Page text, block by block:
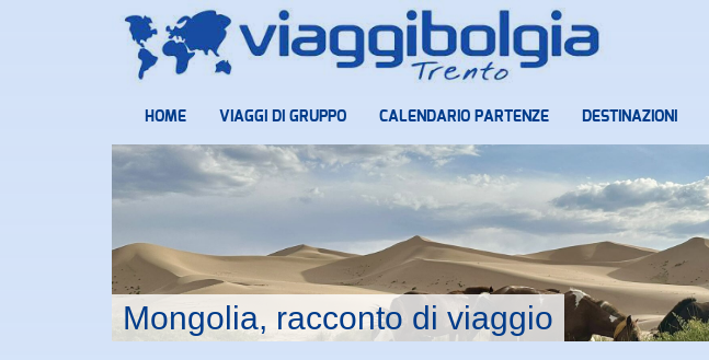
HOME VIAGGI DI GRUPPO CALENDARIO PARTENZE DESTINAZIONI
Mongolia, racconto di viaggio